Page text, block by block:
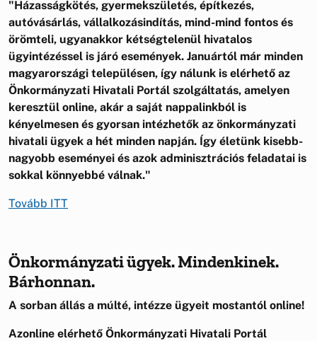
"Házasságkötés, gyermekszületés, építkezés,
autóvásárlás, vállalkozásindítás, mind-mind fontos és
örömteli, ugyanakkor kétségtelenül hivatalos
ügyintézéssel is járó események. Januártól már minden
magyarországi településen, így nálunk is elérhető az
Önkormányzati Hivatali Portál szolgáltatás, amelyen
keresztül online, akár a saját nappalinkból is
kényelmesen és gyorsan intézhetők az önkormányzati
hivatali ügyek a hét minden napján. Így életünk kisebb-
nagyobb eseményei és azok adminisztrációs feladatai is
sokkal könnyebbé válnak."
Tovább ITT
Önkormányzati ügyek. Mindenkinek.
Bárhonnan.
A sorban állás a múlté, intézze ügyeit mostantól online!
Azonline elérhető Önkormányzati Hivatali Portál